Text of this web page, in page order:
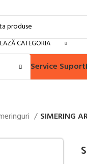
CATEGORIA
Service Suport
SIMERING